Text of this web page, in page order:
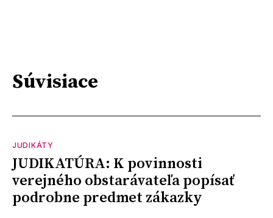
Súvisiace
JUDIKÁTY
JUDIKATÚRA: K povinnosti
verejného obstarávateľa popísať
podrobne predmet zákazky